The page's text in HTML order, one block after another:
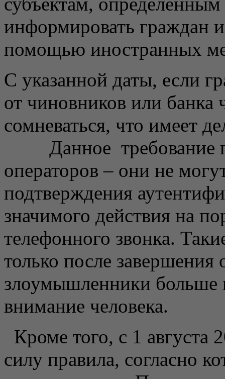
информировать граждан
помощью иностранных
С указанной даты, если
от чиновников или банка
сомневаться, что имеет
Данное требование
операторов – они не
подтверждения
значимого действия на
телефонного звонка.
только после
злоумышленники больше
внимание человека.
Кроме того, с 1 августа
силу правила, согласно